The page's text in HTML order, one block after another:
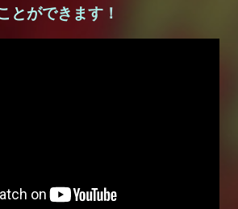
とができます！